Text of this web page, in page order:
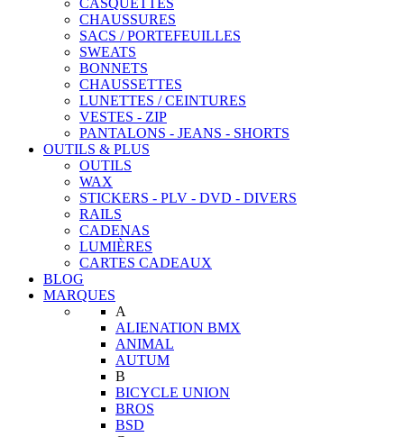
CHAUSSURES
SACS / PORTEFEUILLES
SWEATS
BONNETS
CHAUSSETTES
LUNETTES / CEINTURES
VESTES - ZIP
PANTALONS - JEANS - SHORTS
OUTILS & PLUS
OUTILS
WAX
STICKERS - PLV - DVD - DIVERS
RAILS
CADENAS
LUMIÈRES
CARTES CADEAUX
BLOG
MARQUES
A
ALIENATION BMX
ANIMAL
AUTUM
B
BICYCLE UNION
BROS
BSD